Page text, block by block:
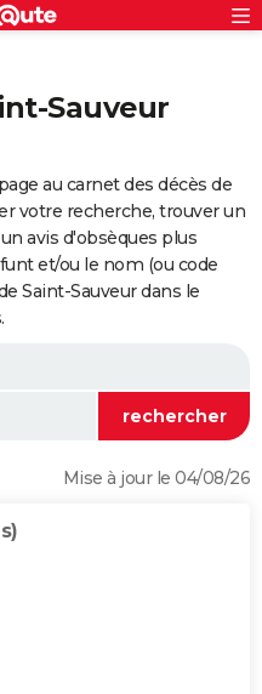
Sauveur
au carnet des décès de
votre recherche, trouver un
avis d'obsèques plus
et/ou le nom (ou code
Saint-Sauveur dans le
Mise à jour le 04/08/26